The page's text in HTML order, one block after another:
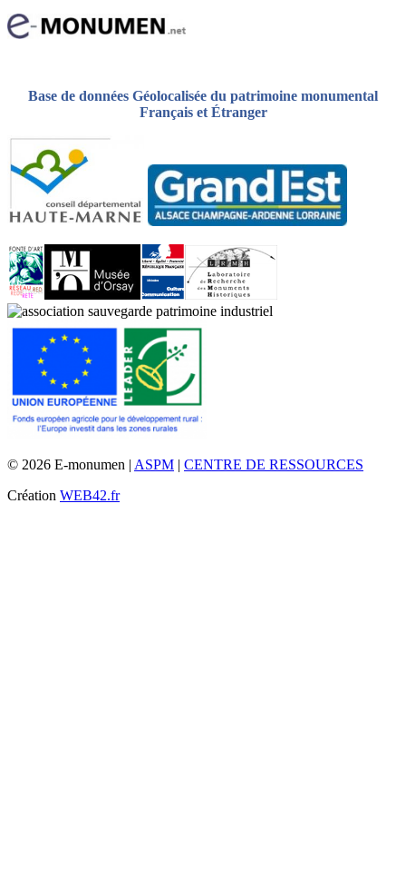
Base de données Géolocalisée du patrimoine monumental
Français et Étranger
© 2026 E-monumen | ASPM | CENTRE DE RESSOURCES
Création WEB42.fr